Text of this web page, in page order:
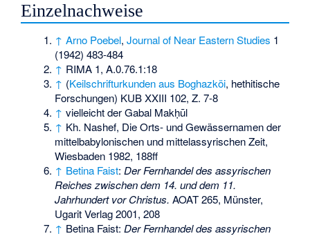
Einzelnachweise
↑ Arno Poebel,Journal of Near Eastern Studies 1
(1942) 483-484
↑ RIMA 1, A.0.76.1:18
↑ (Keilschrifturkunden aus Boghazköi, hethitische
Forschungen) KUB XXIII 102, Z. 7-8
↑ vielleicht der Gabal Makḥūl
↑ Kh. Nashef, Die Orts- und Gewässernamen der
mittelbabylonischen und mittelassyrischen Zeit,
Wiesbaden 1982, 188ff
↑ Betina Faist:Der Fernhandel des assyrischen
Reiches zwischen dem 14. und dem 11.
Jahrhundert vor Christus. AOAT 265, Münster,
Ugarit Verlag 2001, 208
↑ Betina Faist:Der Fernhandel des assyrischen